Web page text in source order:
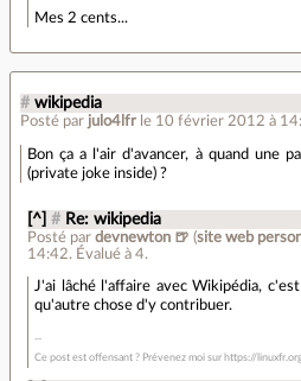
Mes 2 cents...
# wikipedia
Posté par julo4lfr le 10 février 2012 à
Bon ça a l'air d'avancer, à quand une
(private joke inside) ?
[^] # Re: wikipedia
Posté pardevnewton 🍺 (site web
14:42. Évalué à4.
J'ai lâché l'affaire avec Wikipédia,
qu'autre chose d'y contribuer.
Ce post est offensant ? Prévenez moi sur https://